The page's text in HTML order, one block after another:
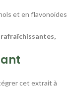
et en flavonoïdes
rafraîchissantes,
cet extrait à